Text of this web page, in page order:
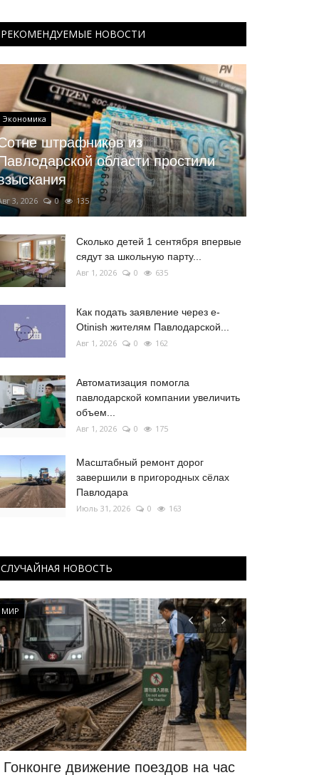
РЕКОМЕНДУЕМЫЕ НОВОСТИ
Экономика
штрафников из
области простили
3, 2026 0 135
Сколько детей 1 сентября впервые
сядут за школьную парту...
Авг 1, 2026 0 635
Как подать заявление через e-
Otinish жителям Павлодарской...
Авг 1, 2026 0 162
Автоматизация помогла
павлодарской компании увеличить
объем...
Авг 1, 2026 0 175
Масштабный ремонт дорог
завершили в пригородных сёлах
Павлодара
Июль 31, 2026 0 163
СЛУЧАЙНАЯ НОВОСТЬ
МИР
движение поездов на час